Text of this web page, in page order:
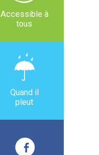
Accessible à
tous
Quand il
pleut